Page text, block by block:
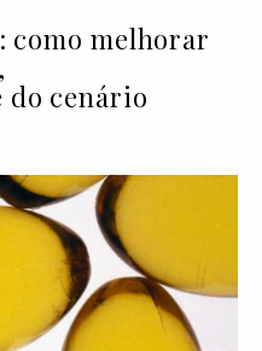
como melhorar
do cenário